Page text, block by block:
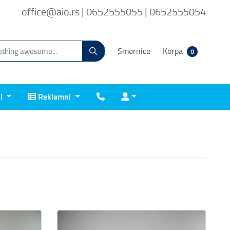
office@aio.rs | 0652555055 | 0652555054
Smernice Korpa 0
Reklamni
Reklamni KontaktPrijava